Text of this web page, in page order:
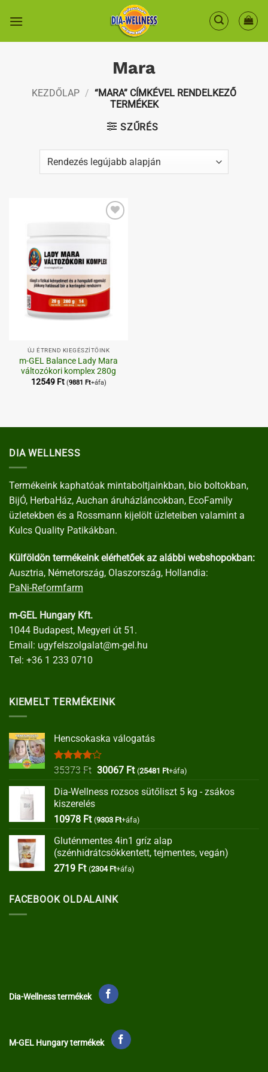
Mara
KEZDŐLAP / “MARA” CÍMKÉVEL RENDELKEZŐ
TERMÉKEK
SZŰRÉS
ÚJ ÉTREND KIEGÉSZÍTŐINK
m-GEL Balance Lady Mara
változókori komplex 280g
12549 Ft (9881 Ft+áfa)
DIA WELLNESS
Termékeink kaphatóak mintaboltjainkban, bio boltokban,
BijÓ, HerbaHáz, Auchan áruházláncokban, EcoFamily
üzletekben és a Rossmann kijelölt üzleteiben valamint a
Kulcs Quality Patikákban.
Külföldön termékeink elérhetőek az alábbi webshopokban:
Ausztria, Németország, Olaszország, Hollandia:
PaNi-Reformfarm
m-GEL Hungary Kft.
1044 Budapest, Megyeri út 51.
Email: ugyfelszolgalat@m-gel.hu
Tel: +36 1 233 0710
KIEMELT TERMÉKEINK
Hencsokaska válogatás
Értékelés:
35373Ft Original
was:
30067 FtCurrent
is:
(25481 Ft+áfa)
Dia-Wellness rozsos sütőliszt 5 kg - zsákos
kiszerelés
10978 Ft (9303 Ft+áfa)
Gluténmentes 4in1 gríz alap
(szénhidrátcsökkentett, tejmentes, vegán)
2719 Ft (2304 Ft+áfa)
FACEBOOK OLDALAINK
Dia-Wellness termékek
M-GEL Hungary termékek